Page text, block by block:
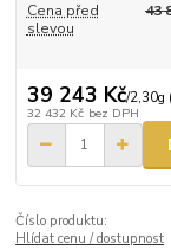
Cena před
slevou
43
39 243 Kč/2,30g
32 432 Kč bez DPH
Číslo produktu:
Hlídat cenu / dostupnost